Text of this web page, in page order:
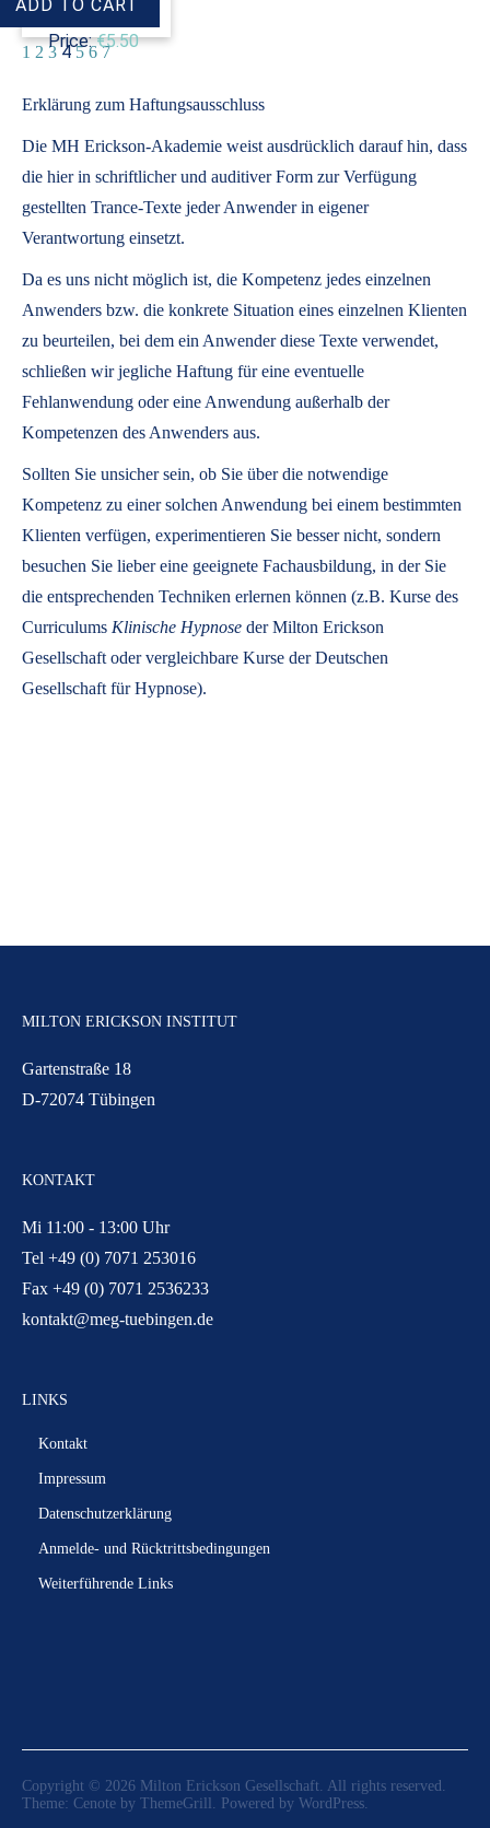
Price: €5.50
1 2 3 4 5 6 7
Erklärung zum Haftungsausschluss
Die MH Erickson-Akademie weist ausdrücklich darauf hin, dass
die hier in schriftlicher und auditiver Form zur Verfügung
gestellten Trance-Texte jeder Anwender in eigener
Verantwortung einsetzt.
Da es uns nicht möglich ist, die Kompetenz jedes einzelnen
Anwenders bzw. die konkrete Situation eines einzelnen Klienten
zu beurteilen, bei dem ein Anwender diese Texte verwendet,
schließen wir jegliche Haftung für eine eventuelle
Fehlanwendung oder eine Anwendung außerhalb der
Kompetenzen des Anwenders aus.
Sollten Sie unsicher sein, ob Sie über die notwendige
Kompetenz zu einer solchen Anwendung bei einem bestimmten
Klienten verfügen, experimentieren Sie besser nicht, sondern
besuchen Sie lieber eine geeignete Fachausbildung, in der Sie
die entsprechenden Techniken erlernen können (z.B. Kurse des
Curriculums Klinische Hypnose der Milton Erickson
Gesellschaft oder vergleichbare Kurse der Deutschen
Gesellschaft für Hypnose).
MILTON ERICKSON INSTITUT
Gartenstraße 18
D-72074 Tübingen
KONTAKT
Mi 11:00 - 13:00 Uhr
Tel +49 (0) 7071 253016
Fax +49 (0) 7071 2536233
kontakt@meg-tuebingen.de
LINKS
Kontakt
Impressum
Datenschutzerklärung
Anmelde- und Rücktrittsbedingungen
Weiterführende Links
Copyright © 2026 Milton Erickson Gesellschaft. All rights reserved.
Theme: Cenote by ThemeGrill. Powered by WordPress.